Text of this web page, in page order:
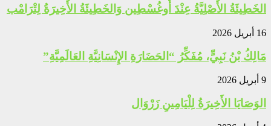
الخَطِيئَةُ الأَصْلِيَّةُ عِنْدَ أُوغُسْطِين وَالخَطِيئَةُ الأَخِيرَةُ لِتْرَامْب
16 أبريل 2026
مَالِكُ بْنُ نَبِيٍّ، مُفَكِّرُ “الحَضَارَةِ الإِنْسَانِيَّةِ العَالَمِيَّةِ”
9 أبريل 2026
الوَصَايَا الأَخِيرَةُ لِلْيَامِينِ زَرْوَال